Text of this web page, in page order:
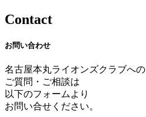
Contact
お問い合わせ
名古屋本丸ライオンズクラブへの
ご質問・ご相談は
以下のフォームより
お問い合せください。